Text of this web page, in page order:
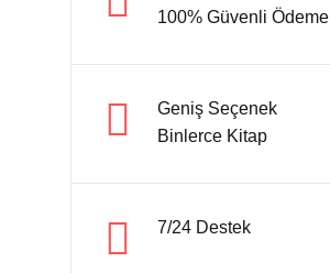
100% Güvenli Ödeme
Geniş Seçenek
Binlerce Kitap
7/24 Destek